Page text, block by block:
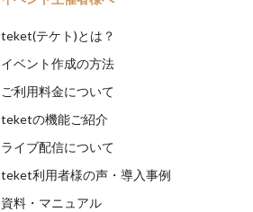
teket(テケト)とは？
イベント作成の方法
ご利用料金について
teketの機能ご紹介
ライブ配信について
teket利用者様の声・導入事例
資料・マニュアル